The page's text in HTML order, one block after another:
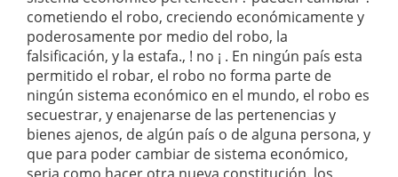
cometiendo el robo, creciendo económicamente y
poderosamente por medio del robo, la
falsificación, y la estafa., ! no ¡ . En ningún país esta
permitido el robar, el robo no forma parte de
ningún sistema económico en el mundo, el robo es
secuestrar, y enajenarse de las pertenencias y
bienes ajenos, de algún país o de alguna persona, y
que para poder cambiar de sistema económico,